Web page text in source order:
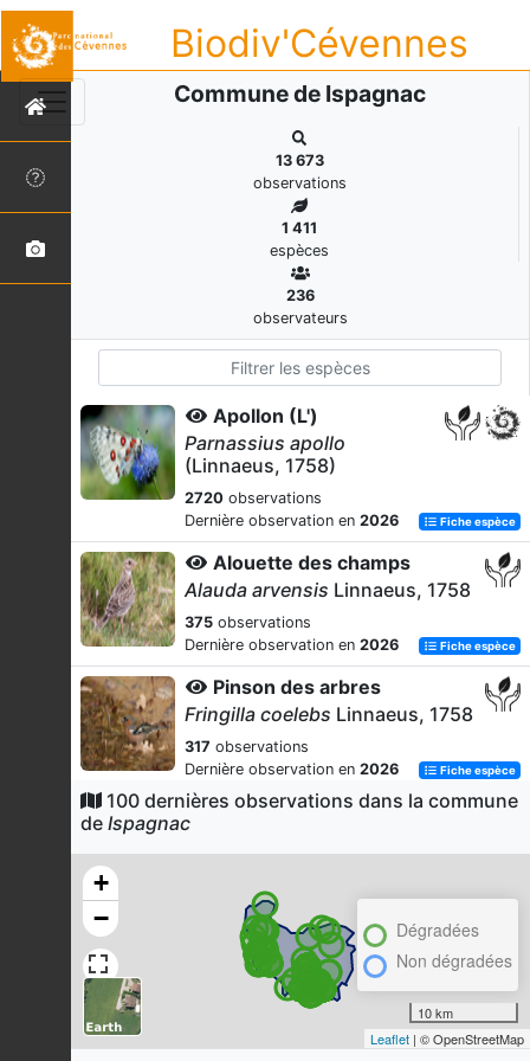
Biodiv'Cévennes
Commune de Ispagnac
13 673
observations
1 411
espèces
236
observateurs
Apollon (L')
Parnassius apollo
(Linnaeus, 1758)
2720 observations
Dernière observation en 2026 Fiche espèce
Alouette des champs
Alauda arvensis Linnaeus, 1758
375 observations
Dernière observation en 2026 Fiche espèce
Pinson des arbres
Fringilla coelebs Linnaeus, 1758
317 observations
Dernière observation en 2026 Fiche espèce
Linotte mélodieuse
Linaria cannabina
1758)
observations
Dernière observation en
Alouette lulu
Lullula arborea
(Linnaeus, 1758)
2026 Fiche espèce
100 dernières observations dans la commune
de Ispagnac
+
−
Dégradées
Non dégradées
10 km
Leaflet | © OpenStreetMap